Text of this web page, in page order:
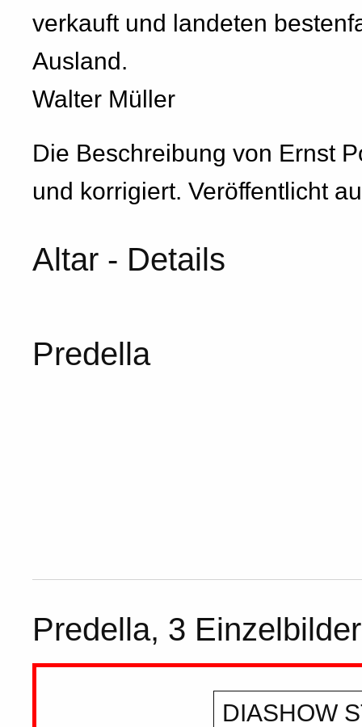
verkauft und landeten
Ausland.
Walter Müller
Die Beschreibung von Ernst
und korrigiert. Veröffentlicht
Altar - Details
Predella
Predella, 3 Einzelbilder
DIASHOW